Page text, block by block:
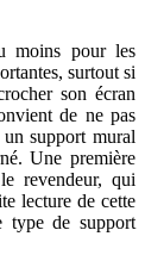
moins pour les
surtout si
son écran
de ne pas
support mural
Une première
revendeur, qui
lecture de cette
type de support